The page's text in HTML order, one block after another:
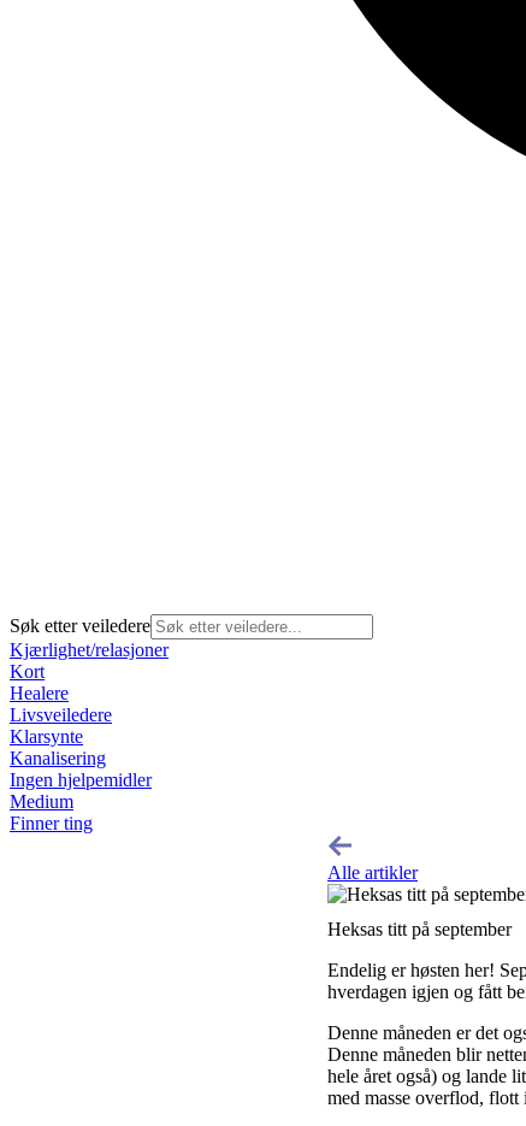
Søk etter veiledere
Kjærlighet/relasjoner
Kort
Healere
Livsveiledere
Klarsynte
Kanalisering
Ingen hjelpemidler
Medium
Finner ting
Alle artikler
Heksas titt på september
Endelig er høsten her!
hverdagen igjen og fått
Denne måneden er det
Denne måneden blir
hele året også) og lande
med masse overflod,